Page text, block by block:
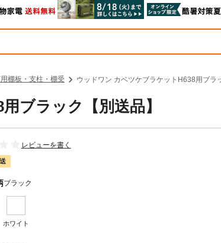
用棚板・支柱・棚受 ウッドワン カベツケブラケットH638用ブラ
ブラック【別送品】
レビューを書く
ブラック
ホワイト